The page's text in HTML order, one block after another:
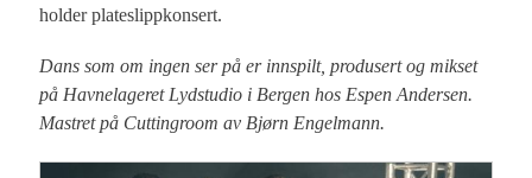
holder plateslippkonsert.
Dans som om ingen ser på er innspilt, produsert og mikset
på Havnelageret Lydstudio i Bergen hos Espen Andersen.
Mastret på Cuttingroom av Bjørn Engelmann.